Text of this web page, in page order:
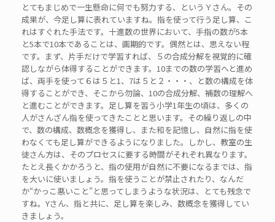
とてもまじめで一生懸命に何でも努力する、というＹさん。その
成果が、今足し算に表れていますね。指を使って行う足し算、こ
れはすぐれた手法です。十進数の世界において、手指の数が5本
と5本で10本であることは、画期的です。偶然とは、思えない程
です。まず、片手だけで学習すれば、５の合成分解を視覚的に確
認しながら体得することができます。10までの数の学習へと進め
ば、両手を使って６は５と1、7は５と２・・・、と数の構成を体
得することができ、そこから勿論、10の合成分解、補数の理解へ
と進むことができます。足し算を習う小学1年生の頃は、多くの
人がさんざん指を使ってきたことと思います。その繰り返しの中
で、数の構成、数概念を獲得し、また和を記憶し、自然に指を使
わなくても足し算ができるようになりました。しかし、教室の生
徒さん方は、そのプロセスに要する時間がそれぞれ異なります。
たとえ長くかかろうと、指の使用が自然に不要になるまでは、指
を大いに使いましょう。指を使うことが禁止されたり、なんだ
か“かっこ悪いこと”と思ってしまうような状況は、とても残念で
すね。Yさん、指と共に、足し算を楽しみ、数概念を獲得してい
きましょう。